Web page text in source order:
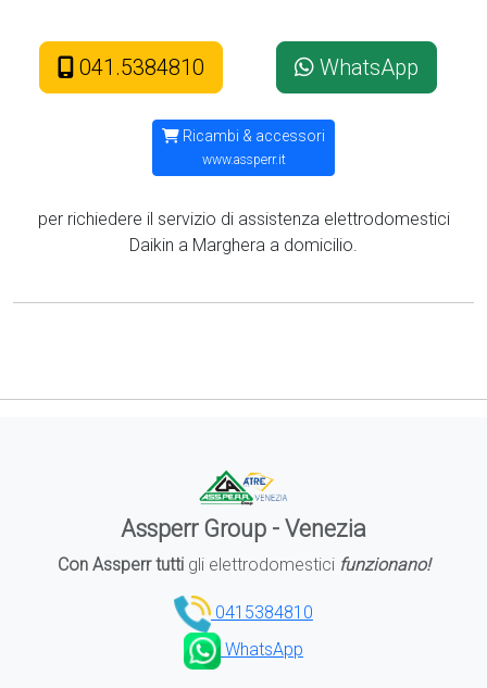
041.5384810 WhatsApp
Ricambi & accessori
www.assperr.it
per richiedere il servizio di assistenza elettrodomestici
Daikin a Marghera a domicilio.
Assperr Group - Venezia
Con Assperr tuttigli elettrodomestici funzionano!
0415384810
WhatsApp